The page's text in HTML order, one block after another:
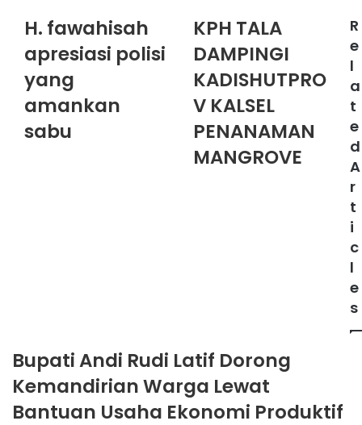
H. fawahisah
apresiasi polisi
yang
amankan
sabu
KPH TALA
DAMPINGI
KADISHUTPRO
V KALSEL
PENANAMAN
MANGROVE
R
e
l
a
t
e
d
A
r
t
i
c
l
e
s
Bupati Andi Rudi Latif Dorong
Kemandirian Warga Lewat
Bantuan Usaha Ekonomi Produktif